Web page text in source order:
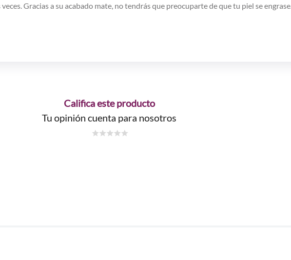
Gracias a su acabado mate, no tendrás que preocuparte de que tu piel se engrase.
Califica este producto
Tu opinión cuenta para nosotros